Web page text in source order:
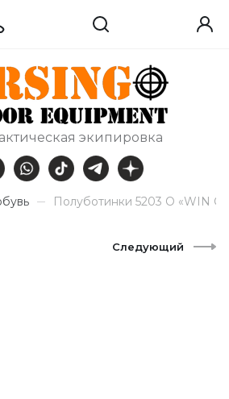
экипировка
Полуботинки 5203 O «WIN
Следующий